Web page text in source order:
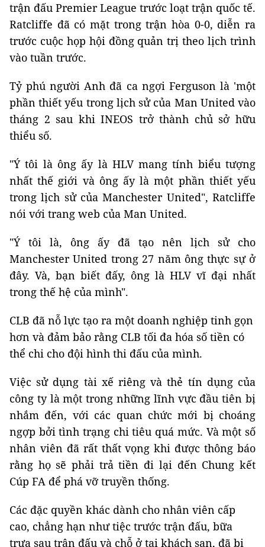
trận đấu Premier League trước loạt trận quốc tế.
Ratcliffe đã có mặt trong trận hòa 0-0, diễn ra
trước cuộc họp hội đồng quản trị theo lịch trình
vào tuần trước.
Tỷ phú người Anh đã ca ngợi Ferguson là 'một
phần thiết yếu trong lịch sử của Man United vào
tháng 2 sau khi INEOS trở thành chủ sở hữu
thiểu số.
"Ý tôi là ông ấy là HLV mang tính biểu tượng
nhất thế giới và ông ấy là một phần thiết yếu
trong lịch sử của Manchester United", Ratcliffe
nói với trang web của Man United.
"Ý tôi là, ông ấy đã tạo nên lịch sử cho
Manchester United trong 27 năm ông thực sự ở
đây. Và, bạn biết đấy, ông là HLV vĩ đại nhất
trong thế hệ của mình".
CLB đã nỗ lực tạo ra một doanh nghiệp tinh gọn
hơn và đảm bảo rằng CLB tối đa hóa số tiền có
thể chi cho đội hình thi đấu của mình.
Việc sử dụng tài xế riêng và thẻ tín dụng của
công ty là một trong những lĩnh vực đầu tiên bị
nhắm đến, với các quan chức mới bị choáng
ngợp bởi tình trạng chi tiêu quá mức. Và một số
nhân viên đã rất thất vọng khi được thông báo
rằng họ sẽ phải trả tiền đi lại đến Chung kết
Cúp FA để phá vỡ truyền thống.
Các đặc quyền khác dành cho nhân viên cấp
cao, chẳng hạn như tiệc trước trận đấu, bữa
trưa sau trận đấu và chỗ ở tại khách sạn, đã bị